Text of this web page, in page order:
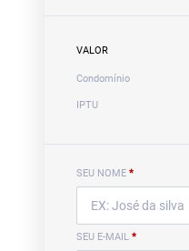
VALOR
Condomínio
IPTU
SEU NOME *
SEU E-MAIL *